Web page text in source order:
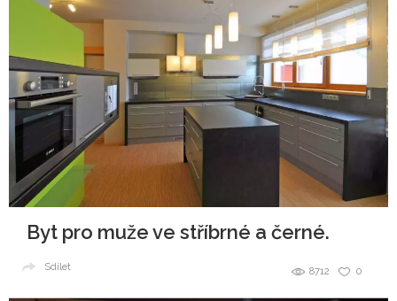
Byt pro muže ve stříbrné a černé.
0
8712
Sdílet